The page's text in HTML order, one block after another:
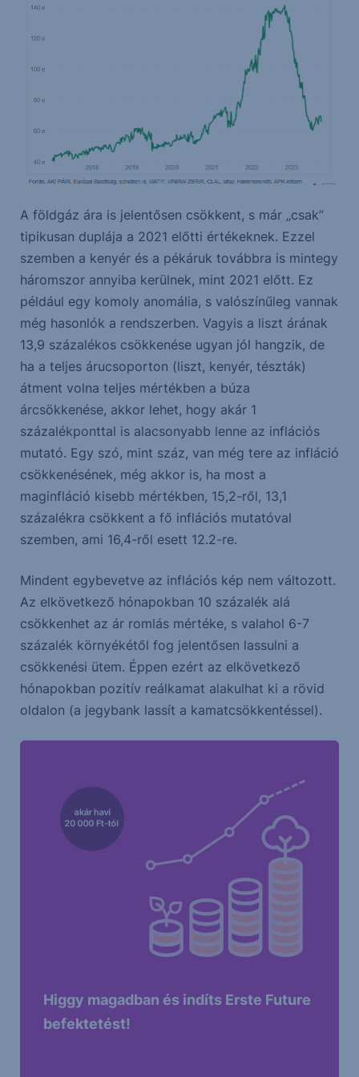
A földgáz ára is jelentősen csökkent, s már „csak”
tipikusan duplája a 2021 előtti értékeknek. Ezzel
szemben a kenyér és a pékáruk továbbra is mintegy
háromszor annyiba kerülnek, mint 2021 előtt. Ez
például egy komoly anomália, s valószínűleg vannak
még hasonlók a rendszerben. Vagyis a liszt árának
13,9 százalékos csökkenése ugyan jól hangzik, de
ha a teljes árucsoporton (liszt, kenyér, tészták)
átment volna teljes mértékben a búza
árcsökkenése, akkor lehet, hogy akár 1
százalékponttal is alacsonyabb lenne az inflációs
mutató. Egy szó, mint száz, van még tere az infláció
csökkenésének, még akkor is, ha most a
maginfláció kisebb mértékben, 15,2-ről, 13,1
százalékra csökkent a fő inflációs mutatóval
szemben, ami 16,4-ről esett 12.2-re.
Mindent egybevetve az inflációs kép nem változott.
Az elkövetkező hónapokban 10 százalék alá
csökkenhet az ár romlás mértéke, s valahol 6-7
százalék környékétől fog jelentősen lassulni a
csökkenési ütem. Éppen ezért az elkövetkező
hónapokban pozitív reálkamat alakulhat ki a rövid
oldalon (a jegybank lassít a kamatcsökkentéssel).
Higgy magadban és indíts Erste Future
befektetést!